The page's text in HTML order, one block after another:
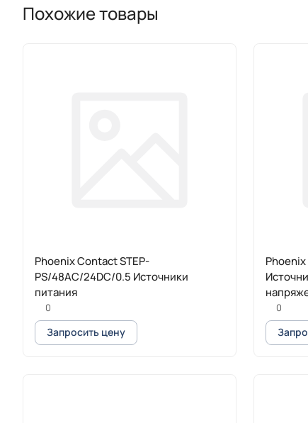
Похожие товары
Phoenix Contact STEP-
PS/48AC/24DC/0.5 Источники
питания
0
Запросить цену
0